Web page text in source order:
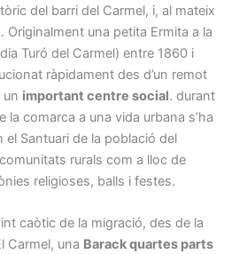
del barri del Carmel, i, al mateix
una petita Ermita a la
Turó del Carmel) entre 1860 i
ràpidament des d’un remot
un important centre social. durant
comarca a una vida urbana s’ha
Santuari de la població del
rurals com a lloc de
religioses, balls i festes.
caòtic de la migració, des de la
Carmel, una Barack quartes parts